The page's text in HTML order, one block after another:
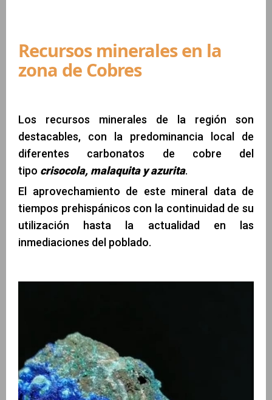
Recursos minerales en la
zona de Cobres
Los recursos minerales de la región son
destacables, con la predominancia local de
diferentes carbonatos de cobre del
tipo crisocola, malaquita y azurita.
El aprovechamiento de este mineral data de
tiempos prehispánicos con la continuidad de su
utilización hasta la actualidad en las
inmediaciones del poblado.